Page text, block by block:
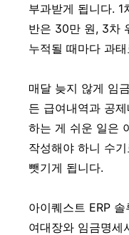
부과받게 됩니다.
반은 30만 원, 3차
누적될 때마다 과
매달 늦지 않게 임
든 급여내역과 공
하는 게 쉬운 일은
작성해야 하니 수
뺏기게 됩니다.
아이퀘스트 ERP
여대장와 임금명세